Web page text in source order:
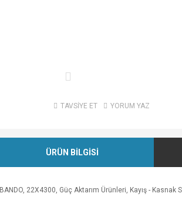
TAVSİYE ET YORUM YAZ
ÜRÜN BİLGİSİ
BANDO, 22X4300, Güç Aktarım Ürünleri, Kayış -